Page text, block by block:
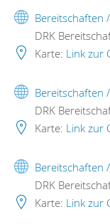
Bereitschaften
DRK
Karte: Link zur
Bereitschaften
DRK
Karte: Link zur
Bereitschaften
DRK
Karte: Link zur